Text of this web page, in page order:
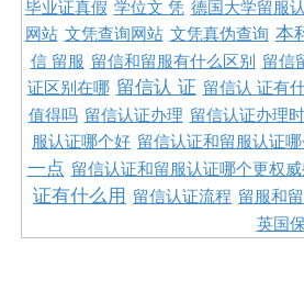
毕业证真假 学位文 凭 德国大学留服
网站 文凭查询网站 文凭真伪查询 本
信 留服 留信和留服有什么区别
留信
证区别在哪 留信认 证 留信认 证有
值得吗 留信认证办理 留信认证办理
服认证哪个好 留信认证和留服认证
一点 留信认证和留服认证哪个更权
证有什么用 留信认证流程 留服和
英国